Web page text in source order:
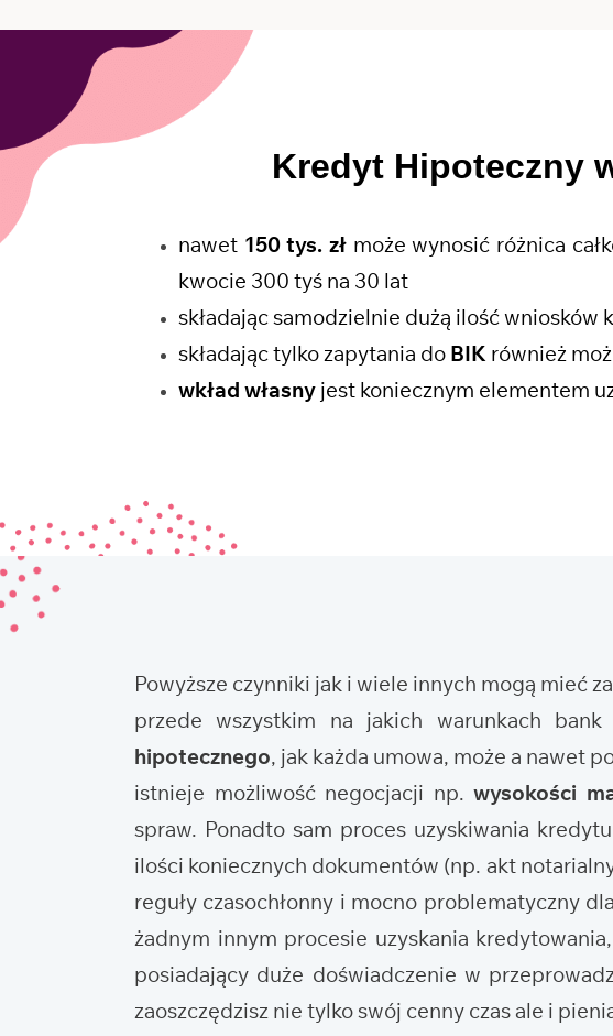
Kredyt Hipoteczny
nawet 150 tys. zł może wynosić różnica
kwocie 300 tyś na 30 lat
składając samodzielnie dużą ilość wniosków
składając tylko zapytania do BIK również
wkład własny jest koniecznym elementem
Powyższe czynniki jak i wiele innych mogą mieć
przede wszystkim na jakich warunkach
hipotecznego, jak każda umowa, może a nawet
istnieje możliwość negocjacji np.wysokości
spraw. Ponadto sam proces uzyskiwania
ilości koniecznych dokumentów (np. akt
reguły czasochłonny i mocno problematyczny
żadnym innym procesie uzyskania
posiadający duże doświadczenie w
zaoszczędzisz nie tylko swój cenny czas ale i